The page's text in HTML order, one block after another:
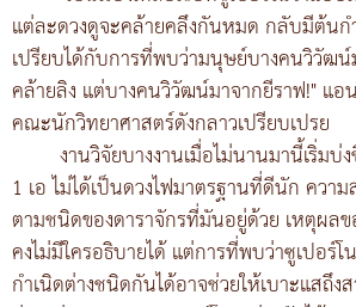
แต่ละดวงดูจะคล้ายคลึงกันหมด กลับมีต้น
เปรียบได้กับการที่พบว่ามนุษย์บางคนวิวัฒ
คล้ายลิง แต่บางคนวิวัฒน์มาจากยีราฟ!" แอ
คณะนักวิทยาศาสตร์ดังกลาวเปรียบเปรย
งานวิจัยบางงานเมื่อไม่นานมานี้เริ่มบ่
1 เอ ไม่ได้เป็นดวงไฟมาตรฐานที่ดีนัก ควา
ตามชนิดของดาราจักรที่มันอยู่ด้วย เหตุผล
คงไม่มีใครอธิบายได้ แต่การที่พบว่าซูเปอร์
กำเนิดต่างชนิดกันได้อาจช่วยให้เบาะแสถึง